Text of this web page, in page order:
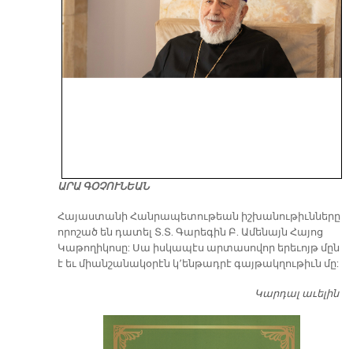
ԱՐԱ ԳՕՉՈՒՆԵԱՆ
​Հայաստանի Հանրապետութեան իշխանութիւնները
որոշած են դատել Տ.Տ. Գարեգին Բ. Ամենայն Հայոց
Կաթողիկոսը: Սա իսկապէս արտասովոր երեւոյթ մըն
է եւ միանշանակօրէն կ՚ենթադրէ գայթակղութիւն մը:
Կարդալ աւելին